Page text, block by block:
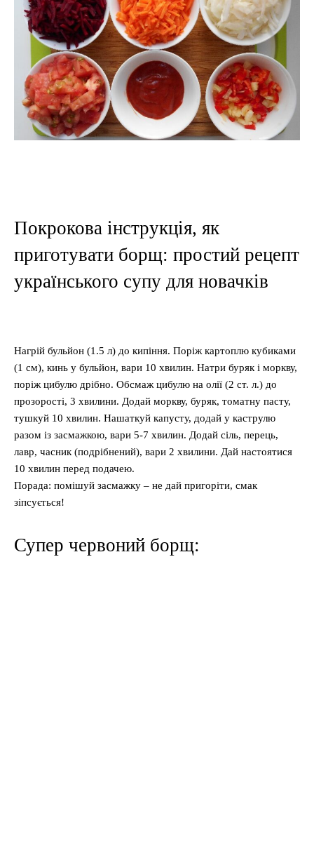
Покрокова інструкція, як
приготувати борщ: простий рецепт
українського супу для новачків
Нагрій бульйон (1.5 л) до кипіння. Поріж картоплю кубиками
(1 см), кинь у бульйон, вари 10 хвилин. Натри буряк і моркву,
поріж цибулю дрібно. Обсмаж цибулю на олії (2 ст. л.) до
прозорості, 3 хвилини. Додай моркву, буряк, томатну пасту,
тушкуй 10 хвилин. Нашаткуй капусту, додай у каструлю
разом із засмажкою, вари 5-7 хвилин. Додай сіль, перець,
лавр, часник (подрібнений), вари 2 хвилини. Дай настоятися
10 хвилин перед подачею.
Порада: помішуй засмажку – не дай пригоріти, смак
зіпсується!
Супер червоний борщ: